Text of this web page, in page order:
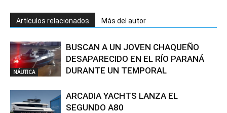
Artículos relacionados Más del autor
NÁUTICA
BUSCAN A UN JOVEN CHAQUEÑO
DESAPARECIDO EN EL RÍO PARANÁ
DURANTE UN TEMPORAL
ARCADIA YACHTS LANZA EL
SEGUNDO A80